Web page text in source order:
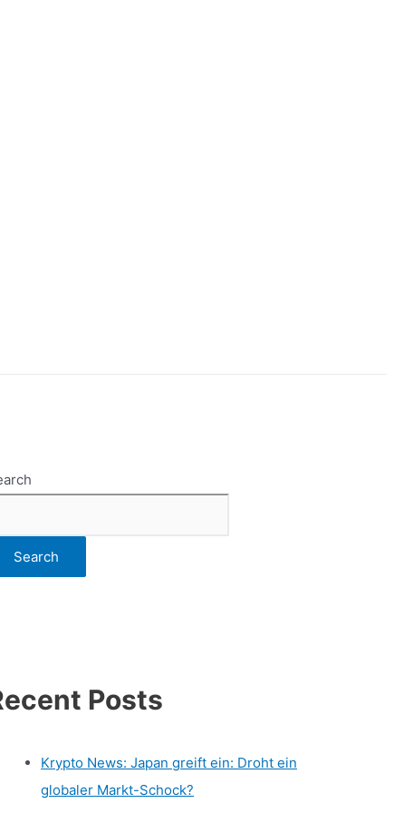
Search
Posts
Krypto News: Japan greift ein: Droht ein
globaler Markt-Schock?